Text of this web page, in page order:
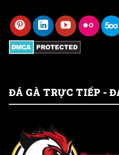
ĐÁ GÀ TRỰC TIẾP -